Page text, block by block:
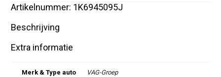
Artikelnummer: 1K6945095J
Beschrijving
Extra informatie
Merk & Type auto VAG-Groep